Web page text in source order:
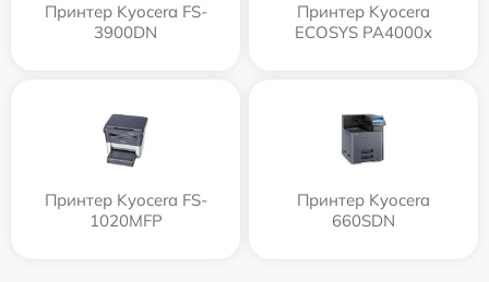
Принтер Kyocera FS-
3900DN
Принтер Kyocera
ECOSYS PA4000x
Принтер Kyocera FS-
1020MFP
Принтер Kyocera
660SDN